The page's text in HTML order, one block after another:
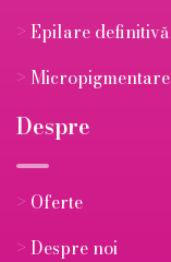
> Epilare definitivă
> Micropigmentare
Despre
> Oferte
> Despre noi